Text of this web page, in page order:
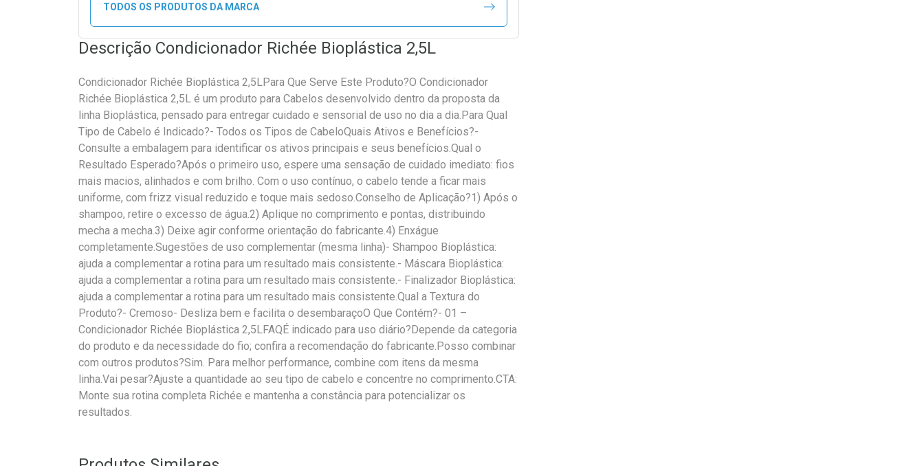
TODOS OS PRODUTOS DA MARCA
Descrição Condicionador Richée Bioplástica 2,5L
Condicionador Richée Bioplástica 2,5LPara Que Serve Este Produto?O Condicionador
Richée Bioplástica 2,5L é um produto para Cabelos desenvolvido dentro da proposta da
linha Bioplástica, pensado para entregar cuidado e sensorial de uso no dia a dia.Para Qual
Tipo de Cabelo é Indicado?- Todos os Tipos de CabeloQuais Ativos e Benefícios?-
Consulte a embalagem para identificar os ativos principais e seus benefícios.Qual o
Resultado Esperado?Após o primeiro uso, espere uma sensação de cuidado imediato: fios
mais macios, alinhados e com brilho. Com o uso contínuo, o cabelo tende a ficar mais
uniforme, com frizz visual reduzido e toque mais sedoso.Conselho de Aplicação?1) Após o
shampoo, retire o excesso de água.2) Aplique no comprimento e pontas, distribuindo
mecha a mecha.3) Deixe agir conforme orientação do fabricante.4) Enxágue
completamente.Sugestões de uso complementar (mesma linha)- Shampoo Bioplástica:
ajuda a complementar a rotina para um resultado mais consistente.- Máscara Bioplástica:
ajuda a complementar a rotina para um resultado mais consistente.- Finalizador Bioplástica:
ajuda a complementar a rotina para um resultado mais consistente.Qual a Textura do
Produto?- Cremoso- Desliza bem e facilita o desembaraçoO Que Contém?- 01 –
Condicionador Richée Bioplástica 2,5LFAQÉ indicado para uso diário?Depende da categoria
do produto e da necessidade do fio; confira a recomendação do fabricante.Posso combinar
com outros produtos?Sim. Para melhor performance, combine com itens da mesma
linha.Vai pesar?Ajuste a quantidade ao seu tipo de cabelo e concentre no comprimento.CTA:
Monte sua rotina completa Richée e mantenha a constância para potencializar os
resultados.